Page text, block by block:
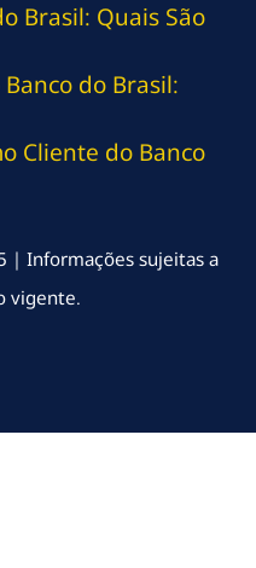
Brasil: Quais São
do Brasil:
Cliente do Banco
| Informações sujeitas a
vigente.